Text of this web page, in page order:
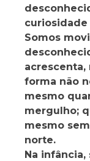
curiosidade
Somos
forma não
mesmo
mergulho;
mesmo
norte.
Na